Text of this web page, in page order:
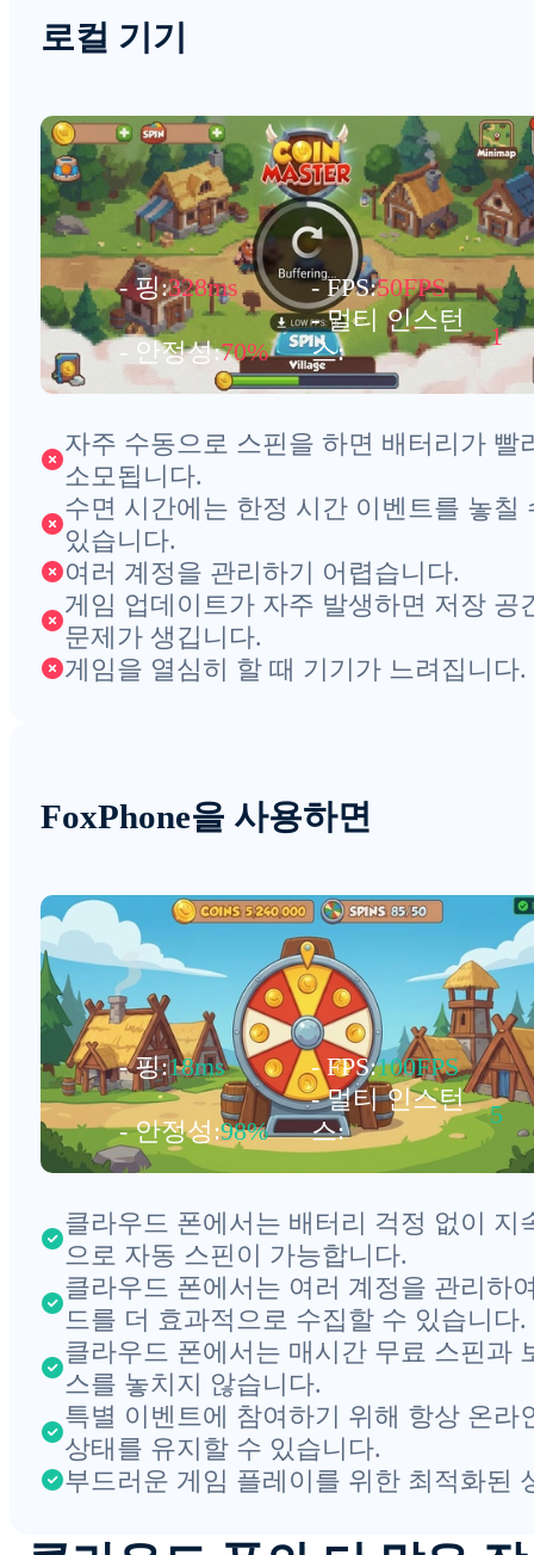
로컬 기기
- 핑:328ms - FPS:50FPS
- 안정성:70%
- 멀티 인스턴
스:
1
자주 수동으로 스핀을 하면 배터리가 빨
소모됩니다.
수면 시간에는 한정 시간 이벤트를 놓칠
있습니다.
여러 계정을 관리하기 어렵습니다.
게임 업데이트가 자주 발생하면 저장 공
문제가 생깁니다.
게임을 열심히 할 때 기기가 느려집니다.
FoxPhone을 사용하면
- 핑:18ms - FPS:100FPS
- 안정성:98%
- 멀티 인스턴
스:
5
클라우드 폰에서는 배터리 걱정 없이 지
으로 자동 스핀이 가능합니다.
클라우드 폰에서는 여러 계정을 관리하
드를 더 효과적으로 수집할 수 있습니다.
클라우드 폰에서는 매시간 무료 스핀과
스를 놓치지 않습니다.
특별 이벤트에 참여하기 위해 항상 온라
상태를 유지할 수 있습니다.
부드러운 게임 플레이를 위한 최적화된